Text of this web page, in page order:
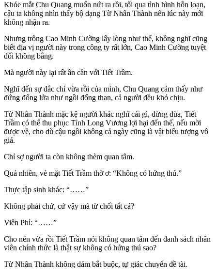
Khóe mắt Chu Quang muốn nứt ra rồi, tối qua tình hình hỗn loạn,
cậu ta không nhìn thấy bộ dạng Từ Nhân Thành nên lúc này mới
không nhận ra.
Nhưng trông Cao Minh Cường lấy lòng như thế, không nghĩ cũng
biết địa vị người này trong công ty rất lớn, Cao Minh Cường tuyệt
đối không bằng.
Mà người này lại rất ân cần với Tiết Trầm.
Nghĩ đến sự đắc chí vừa rồi của mình, Chu Quang cảm thấy như
đứng đống lửa như ngồi đống than, cả người đều khó chịu.
Từ Nhân Thành mặc kệ người khác nghĩ cái gì, đừng đùa, Tiết
Trầm có thể thu phục Tỉnh Long Vương lợi hại đến thế, nếu mời
được về, cho dù cậu ngồi không cả ngày cũng là vật biểu tượng vô
giá.
Chỉ sợ người ta còn không thèm quan tâm.
Quả nhiên, vẻ mặt Tiết Trầm thờ ơ: “Không có hứng thú.”
Thực tập sinh khác: “……”
Không phải chứ, cứ vậy mà từ chối tất cả?
Viên Phỉ: “……”
Cho nên vừa rồi Tiết Trầm nói không quan tâm đến danh sách nhân
viên chính thức là thật sự không có hứng thú sao?
Từ Nhân Thành không dám bắt buộc, tự giác chuyển đề tài.